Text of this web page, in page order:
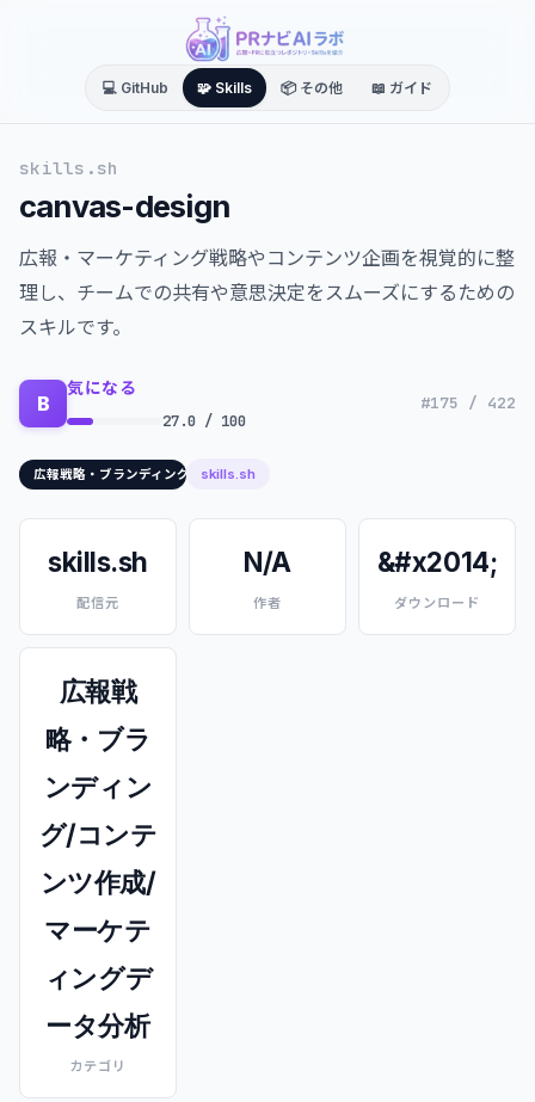
💻 GitHub 🧩 Skills 📦 その他 📖 ガイド
skills.sh
canvas-design
広報・マーケティング戦略やコンテンツ企画を視覚的に整
理し、チームでの共有や意思決定をスムーズにするための
スキルです。
B
気になる
27.0 / 100
#175 / 422
広報戦略・ブランディング/コンテンツ作成/マーケティングデータ分析
skills.sh
skills.sh
配信元
N/A
作者
&#x2014;
ダウンロード
広報戦
略・ブラ
ンディン
グ/コンテ
ンツ作成/
マーケテ
ィングデ
ータ分析
カテゴリ